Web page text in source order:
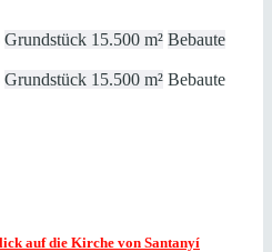
Grundstück 15.500 m² Bebaute
Grundstück 15.500 m² Bebaute
auf die Kirche von Santanyí